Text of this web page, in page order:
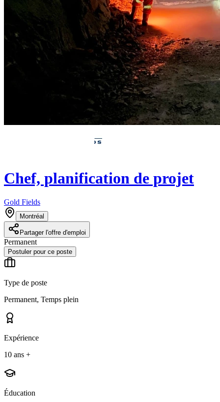
Chef, planification de projet
Gold Fields
Montréal
Partager l'offre d'emploi
Permanent
Postuler pour ce poste
Type de poste
Permanent, Temps plein
Expérience
10 ans +
Éducation